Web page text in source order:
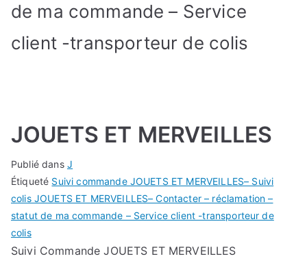
de ma commande – Service
client -transporteur de colis
JOUETS ET MERVEILLES
Publié dans J
Étiqueté Suivi commande JOUETS ET MERVEILLES– Suivi
colis JOUETS ET MERVEILLES– Contacter – réclamation –
statut de ma commande – Service client -transporteur de
colis
Suivi Commande JOUETS ET MERVEILLES